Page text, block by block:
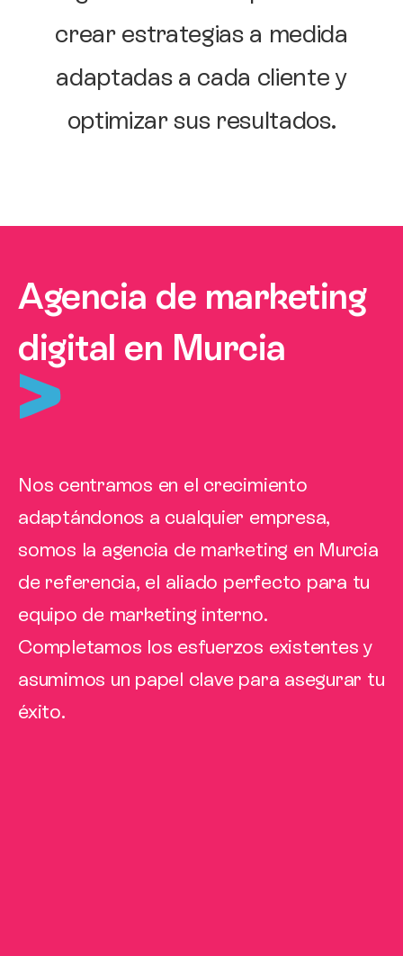
crear estrategias a medida
adaptadas a cada cliente y
optimizar sus resultados.
Agencia de marketing
digital en Murcia
Nos centramos en el crecimiento
adaptándonos a cualquier empresa,
somos la agencia de marketing en Murcia
de referencia, el aliado perfecto para tu
equipo de marketing interno.
Completamos los esfuerzos existentes y
asumimos un papel clave para asegurar tu
éxito.